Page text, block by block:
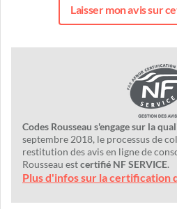
Laisser mon avis sur
Codes Rousseau s'engage sur la
septembre 2018, le processus de
restitution des avis en ligne de
Rousseau estcertifié NF SERVICE.
Plus d'infos sur la certification